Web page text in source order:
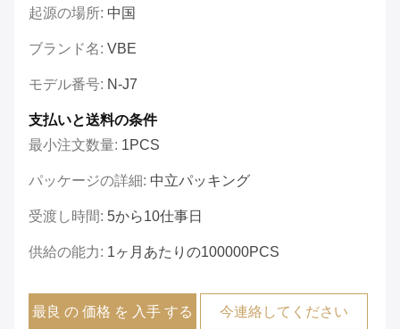
起源の場所: 中国
ブランド名: VBE
モデル番号: N-J7
支払いと送料の条件
最小注文数量: 1PCS
パッケージの詳細: 中立パッキング
受渡し時間: 5から10仕事日
供給の能力: 1ヶ月あたりの100000PCS
最良 の 価格 を 入手 する 今連絡してください